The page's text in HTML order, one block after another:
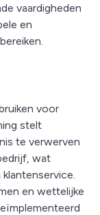
vaardigheden
en
voor
stelt
te verwerven
wat
en wettelijke